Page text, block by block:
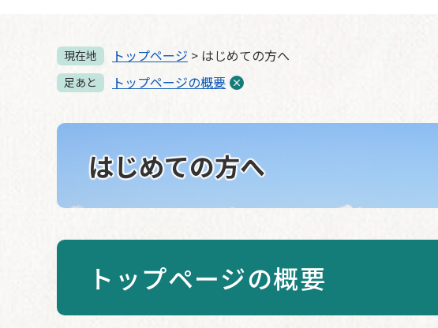
現在地 トップページ > はじめての方へ
足あと トップページの概要
はじめての方へ
トップページの概要